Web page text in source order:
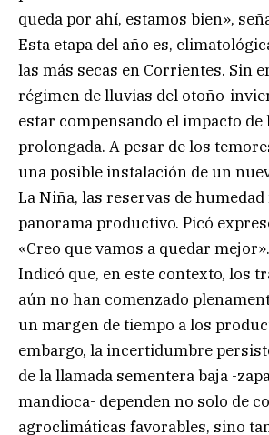
queda por ahí, estamos bien»,
Esta etapa del año es,
las más secas en Corrientes. Sin
régimen de lluvias del otoño-
estar compensando el impacto de
prolongada. A pesar de los
una posible instalación de un
La Niña, las reservas de
panorama productivo. Picó
«Creo que vamos a quedar mejor».
Indicó que, en este contexto, los
aún no han comenzado
un margen de tiempo a los
embargo, la incertidumbre
de la llamada sementera baja -
mandioca- dependen no solo de
agroclimáticas favorables, sino